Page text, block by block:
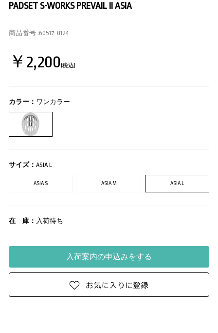
PADSET S-WORKS PREVAIL II ASIA
商品番号 :60517-0124
￥2,200(税込)
カラー： ワンカラー
サイズ： ASIA L
ASIA S ASIA M ASIA L
在 庫： 入荷待ち